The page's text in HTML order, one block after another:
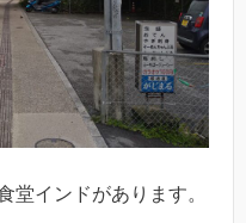
堂インドがあります。